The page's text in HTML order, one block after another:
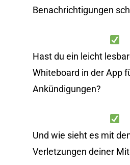
Benachrichtigungen
Hast du ein leicht
Whiteboard in der App
Ankündigungen?
Und wie sieht es mit
Verletzungen deiner